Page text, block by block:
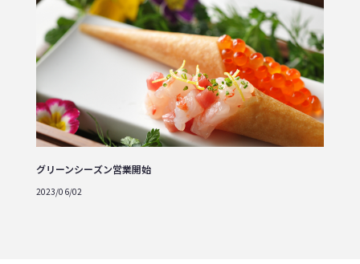
グリーンシーズン営業開始
2023/06/02